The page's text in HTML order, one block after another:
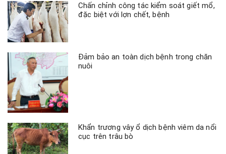
Chấn chỉnh công tác kiểm soát giết mổ,
đặc biệt với lợn chết, bệnh
Đảm bảo an toàn dịch bệnh trong chăn
nuôi
Khẩn trương vây ổ dịch bệnh viêm da nổi
cục trên trâu bò